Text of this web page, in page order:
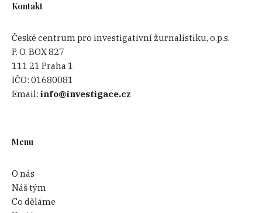
Kontakt
České centrum pro investigativní žurnalistiku, o.p.s.
P. O. BOX 827
111 21 Praha 1
IČO:01680081
Email:info@investigace.cz
Menu
O nás
Náš tým
Co děláme